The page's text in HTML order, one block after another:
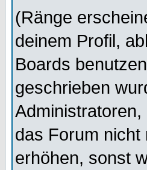
(Ränge
deinem Profil,
Boards
geschrieben
das Forum nicht
erhöhen, sonst